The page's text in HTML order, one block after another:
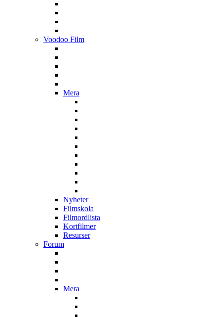
Voodoo Film
Mera
Nyheter
Filmskola
Filmordlista
Kortfilmer
Resurser
Forum
Mera